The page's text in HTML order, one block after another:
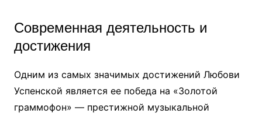
Современная деятельность и
достижения
Одним из самых значимых достижений Любови
Успенской является ее победа на «Золотой
граммофон» — престижной музыкальной